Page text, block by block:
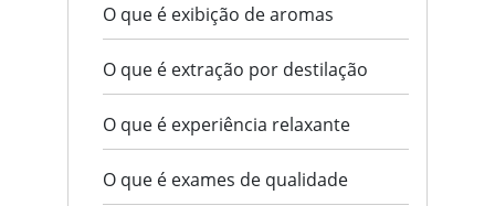
O que é exibição de aromas
O que é extração por destilação
O que é experiência relaxante
O que é exames de qualidade